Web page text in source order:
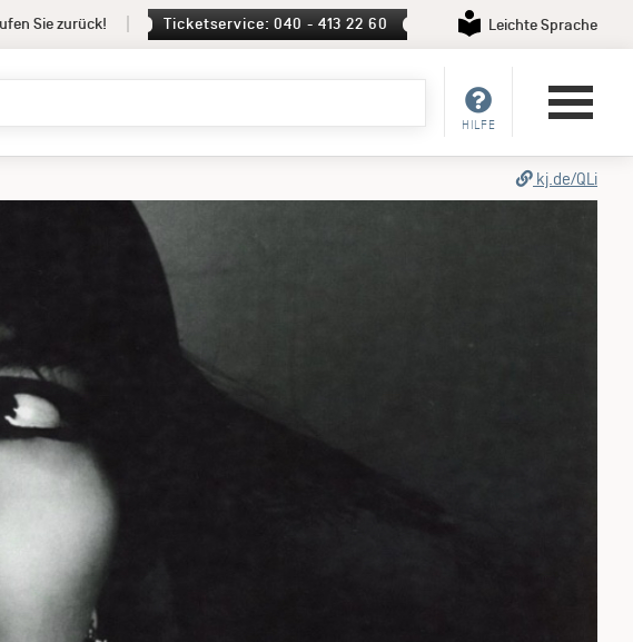
Sie zurück! Ticketservice: 040 - 413 22 60 Leichte Sprache
HILFE
kj.de/QLi
Pressematerial